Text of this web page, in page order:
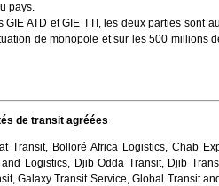
pays.
GIE ATD et GIE TTI, les deux parties sont
de monopole et sur les 500 millions
de transit agréées
Transit, Bolloré Africa Logistics, Chab
Logistics, Djib Odda Transit, Djib
Galaxy Transit Service, Global Transit